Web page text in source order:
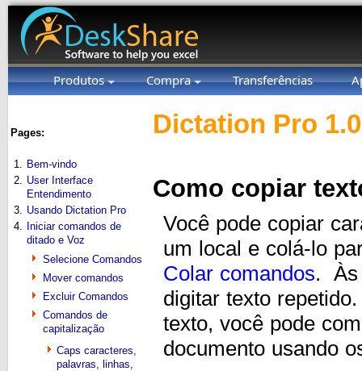
Produtos Compra Transferências
Pages:
1. Bem-vindo
2. User Interface
Entendimento
3. Usando Dictation Pro
4.
Iniciar comandos de
ditado e Voz
Selecione Comandos
Mover comandos
Excluir Comandos
Comandos de
capitalização
Caps caracteres,
palavras, linhas,
Dictation Pro
Como copiar
Você pode copiar
um local e colá-lo
Colar comandos. Às
digitar texto
texto, você pode
documento usando